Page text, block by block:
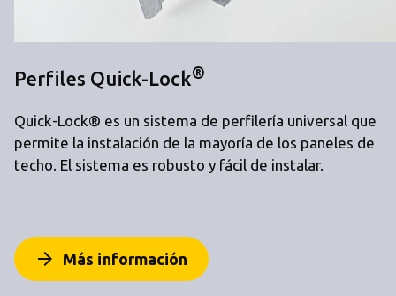
Perfiles Quick-Lock®
Quick-Lock® es un sistema de perfilería universal que
permite la instalación de la mayoría de los paneles de
techo. El sistema es robusto y fácil de instalar.
arrow_forward Más información